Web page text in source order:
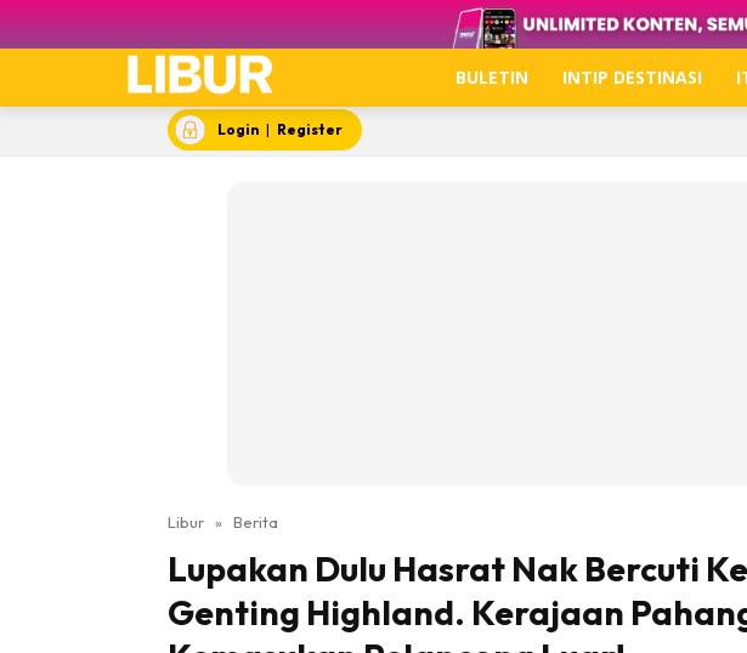
Video
Sentiasa up to date
BULETIN INTIP DESTINASI
Login | Register
Libur » Berita
Lupakan Dulu Hasrat Nak Bercuti
Genting Highland. Kerajaan